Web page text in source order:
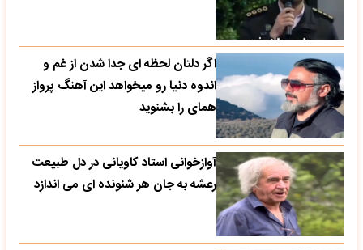
اگر دلتان لحظه ای جدا شدن از غم و
اندوه دنیا رو میخواهد این آهنگ پرواز
همای را بشنوید
آوازخوانی استاد کاویانی در دل طبیعت
رعشه به جان هر شنونده ای می اندازد